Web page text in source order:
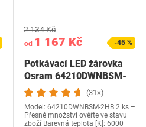
od 1 167 Kč
2 134 Kč
-45 %
Potkávací LED žárovka
Osram 64210DWNBSM-
2HB
(31×)
Model: ‎64210DWNBSM-2HB 2 ks –
Přesné množství ověřte ve stavu
zboží Barevná teplota [K]: 6000